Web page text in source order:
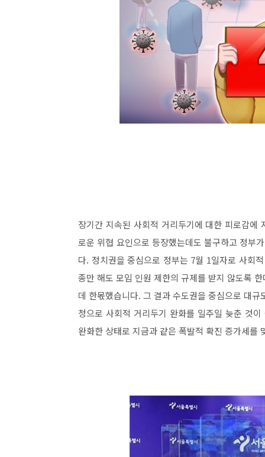
장기간 지속된 사회적 거리두기에 대한 피로감
로운 위협 요인으로 등장했는데도 불구하고 정부
다. 정치권을 중심으로 정부는 7월 1일자로 사회
종만 해도 모임 인원 제한의 규제를 받지 않도록
데 한몫했습니다. 그 결과 수도권을 중심으로 대
청으로 사회적 거리두기 완화를 일주일 늦춘 것
완화한 상태로 지금과 같은 폭발적 확진 증가세를